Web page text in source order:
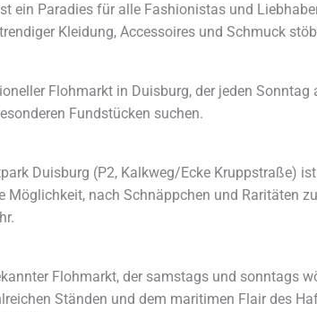
ein Paradies für alle Fashionistas und
Kleidung, Accessoires und Schmuck
Flohmarkt in Duisburg, der jeden
Fundstücken suchen.
Duisburg (P2, Kalkweg/Ecke Kruppstraße)
Möglichkeit, nach Schnäppchen und Raritäten
Flohmarkt, der samstags und
Ständen und dem maritimen Flair des